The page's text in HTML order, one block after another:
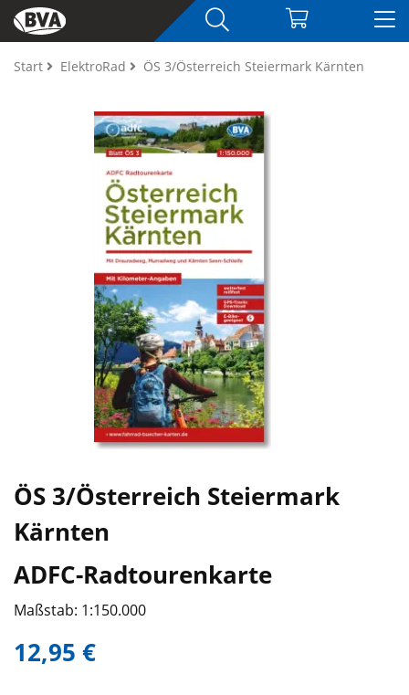
Start ElektroRad ÖS 3/Österreich Steiermark Kärnten
ÖS 3/Österreich Steiermark
Kärnten
ADFC-Radtourenkarte
Maßstab: 1:150.000
12,95 €